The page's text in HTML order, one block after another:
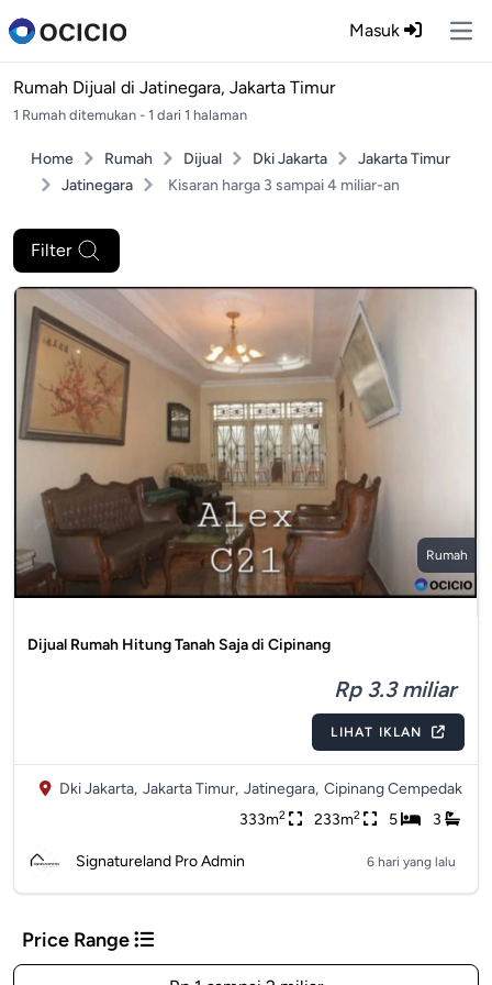
Masuk
Rumah Dijual di Jatinegara, Jakarta Timur
1 Rumah ditemukan - 1 dari 1 halaman
Home Rumah Dijual Dki Jakarta
Jakarta Timur
Jatinegara
Kisaran harga 3 sampai 4 miliar-an
Filter
Rumah
Dijual Rumah Hitung Tanah Saja di Cipinang
Rp 3.3 miliar
LIHAT IKLAN
Dki Jakarta, Jakarta Timur, Jatinegara, Cipinang Cempedak
333m2 233m2 5 3
Signatureland Pro Admin 6 hari yang lalu
Price Range